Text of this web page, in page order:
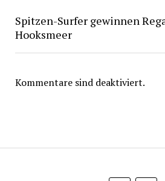
Spitzen-Surfer gewinnen
Hooksmeer
Kommentare sind deaktiviert.